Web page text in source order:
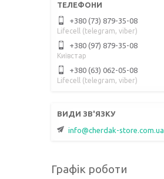
+380 (73) 879-35-08
Lifecell (telegram, viber)
+380 (97) 879-35-08
Київстар
+380 (63) 062-05-08
Lifecell (telegram, viber)
info@cherdak-store.com.ua
Графік роботи